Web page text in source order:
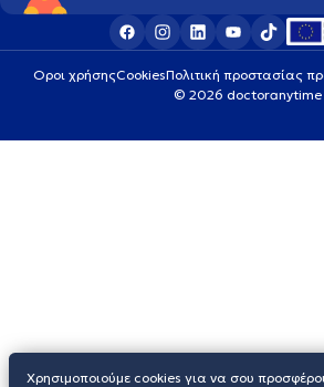
Οροι χρήσηςCookiesΠολιτική προστασίας
© 2026 doctoranytime
Χρησιμοποιούμε cookies για να σου